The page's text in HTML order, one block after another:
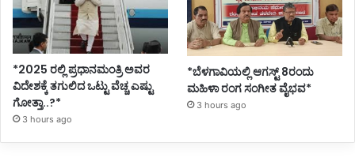
*2025 ರಲ್ಲಿ ಪ್ರಧಾನಮಂತ್ರಿ ಅವರ
ವಿದೇಶಕ್ಕೆ ತಗುಲಿದ ಒಟ್ಟು ವೆಚ್ಚ ಎಷ್ಟು
ಗೋತ್ತಾ..?*
3 hours ago
*ಬೆಳಗಾವಿಯಲ್ಲಿ ಆಗಸ್ಟ್ 8ರಂದು
ಮಹಿಳಾ ರಂಗ ಸಂಗೀತ ವೈಭವ*
3 hours ago